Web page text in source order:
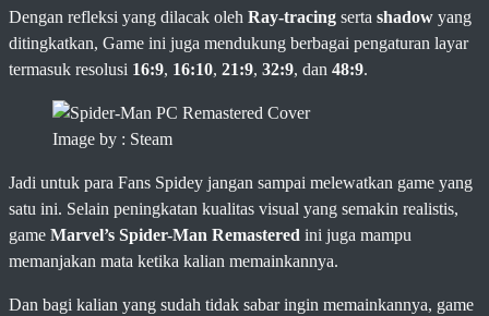
Dengan refleksi yang dilacak oleh Ray-tracing serta shadow yang
ditingkatkan, Game ini juga mendukung berbagai pengaturan layar
termasuk resolusi 16:9, 16:10, 21:9, 32:9, dan 48:9.
Image by : Steam
Jadi untuk para Fans Spidey jangan sampai melewatkan game yang
satu ini. Selain peningkatan kualitas visual yang semakin realistis,
game Marvel’s Spider-Man Remastered ini juga mampu
memanjakan mata ketika kalian memainkannya.
Dan bagi kalian yang sudah tidak sabar ingin memainkannya, game